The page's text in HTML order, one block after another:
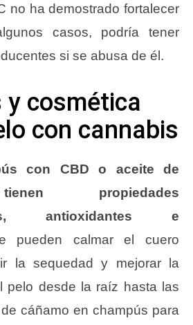
no ha demostrado fortalecer
casos, podría tener
si se abusa de él.
y cosmética
con cannabis
con CBD o aceite de
propiedades
antioxidantes e
pueden calmar el cuero
la sequedad y mejorar la
pelo desde la raíz hasta las
cáñamo en champús para